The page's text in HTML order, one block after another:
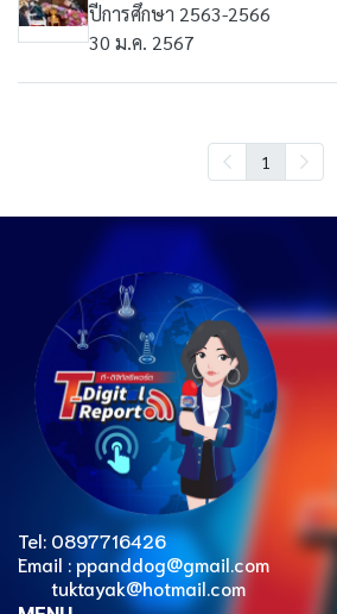
ปีการศึกษา 2563-2566
30 ม.ค. 2567
1
Tel: 0897716426
Email : ppanddog@gmail.com
tuktayak@hotmail.com